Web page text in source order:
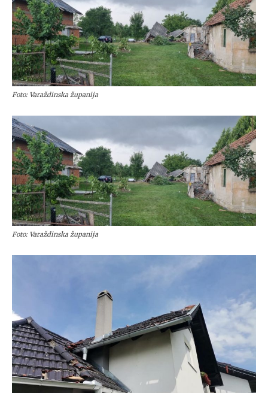
Foto: Varaždinska županija
Foto: Varaždinska županija